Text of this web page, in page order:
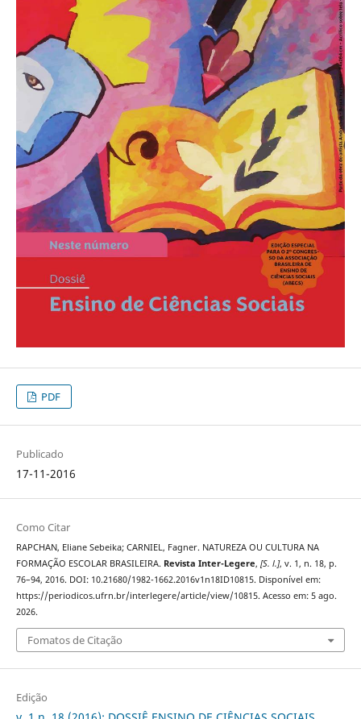
PDF
Publicado
17-11-2016
Como Citar
RAPCHAN, Eliane Sebeika; CARNIEL, Fagner. NATUREZA OU CULTURA NA
FORMAÇÃO ESCOLAR BRASILEIRA. Revista Inter-Legere, [S. l.], v. 1, n. 18, p.
76–94, 2016. DOI: 10.21680/1982-1662.2016v1n18ID10815. Disponível em:
https://periodicos.ufrn.br/interlegere/article/view/10815. Acesso em: 5 ago.
2026.
Fomatos de Citação
Edição